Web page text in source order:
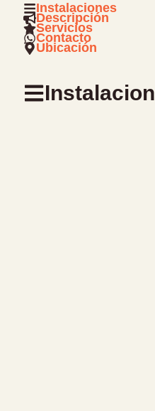
Instalaciones
Descripción
Servicios
Contacto
Ubicación